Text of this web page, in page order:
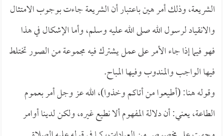
الشريعة، وذلك أمر هين باعتبار أن الشريعة جاءت بوجوب الامتثال
والانقياد لرسول الله صلى الله عليه وسلم، وأما الإشكال في هذا
فهو فيما إذا جاء الأمر على عمل يشترك فيه مجموعة من الصور تختلط
فيها الواجب والمندوب وفيها المباح.
وقوله هنا: (أطيعوا من أتاكم وخذوا)، الله عز وجل أمر بعموم
الطاعة، يعني: أن دلالة المفهوم ألا نطيع غيره، ولكن لدينا أوامر